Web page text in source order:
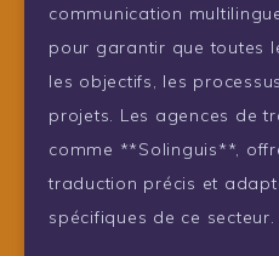
communication
pour garantir que toutes
les objectifs, les
projets. Les agences de
comme **Solinguis**,
traduction précis et
spécifiques de ce secteur.